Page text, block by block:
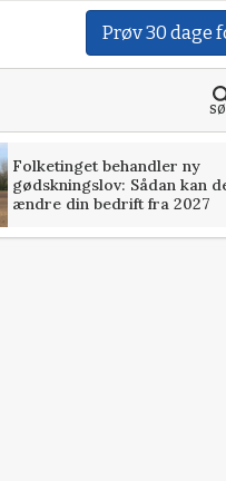
Prøv 30 dage
Folketinget behandler ny
gødskningslov: Sådan kan
ændre din bedrift fra 2027